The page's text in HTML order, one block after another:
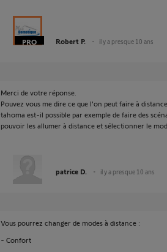
Robert P. il y a presque 10 ans
Merci de votre réponse.
Pouvez vous me dire ce que l'on peut faire à
tahoma est-il possible par exemple de faire des
pouvoir les allumer à distance et sélectionner le
patrice D. il y a presque 10 ans
Vous pourrez changer de modes à distance :
- Confort